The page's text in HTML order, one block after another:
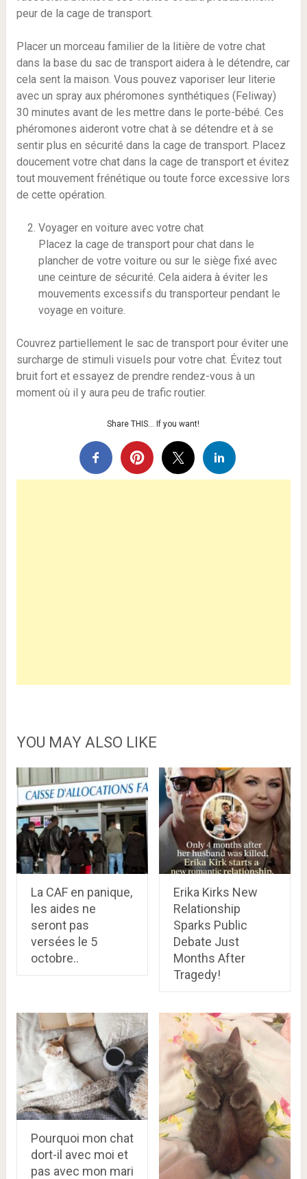
peur de la cage de transport.
Placer un morceau familier de la litière de votre chat
dans la base du sac de transport aidera à le détendre, car
cela sent la maison. Vous pouvez vaporiser leur literie
avec un spray aux phéromones synthétiques (Feliway)
30 minutes avant de les mettre dans le porte-bébé. Ces
phéromones aideront votre chat à se détendre et à se
sentir plus en sécurité dans la cage de transport. Placez
doucement votre chat dans la cage de transport et évitez
tout mouvement frénétique ou toute force excessive lors
de cette opération.
Voyager en voiture avec votre chat
Placez la cage de transport pour chat dans le
plancher de votre voiture ou sur le siège fixé avec
une ceinture de sécurité. Cela aidera à éviter les
mouvements excessifs du transporteur pendant le
voyage en voiture.
Couvrez partiellement le sac de transport pour éviter une
surcharge de stimuli visuels pour votre chat. Évitez tout
bruit fort et essayez de prendre rendez-vous à un
moment où il y aura peu de trafic routier.
Share THIS… If you want!
YOU MAY ALSO LIKE
La CAF en panique,
les aides ne
seront pas
versées le 5
octobre..
Erika Kirks New
Relationship
Sparks Public
Debate Just
Months After
Tragedy!
Pourquoi mon chat
dort-il avec moi et
pas avec mon mari